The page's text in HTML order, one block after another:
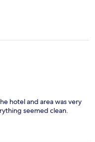
hotel and area was very
seemed clean.